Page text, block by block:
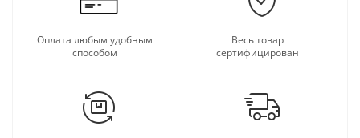
Оплата любым удобным
способом
Весь товар
сертифицирован